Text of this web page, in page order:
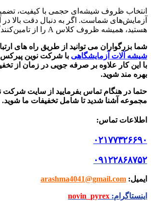
انتخاب ظروف شیشه‌ای حجمی با کیفیت،
آزمایش‌های شماست. اگر به دنبال دقت بالا در
هستید، همیشه ظروف کلاس A را از تامین‌کنندگان معتبر تهیه کنید.
شما بزرگواران می توانید از طریق راه های
شیشه آلات آزمایشگاهی با شرکت نوین پیرکس
با این کار علاوه بر صرفه جویی در زمان از
بهره مند شوید.
حتما در هنگام تماس بفرمایید از سایت شرکت
مجموعه آشنا شدید تا شامل تخفیفات ما شوید.
اطلاعات تماس:
۰۲۱۷۷۳۲۶۶۹۰
۰۹۱۲۲۸۶۸۷۵۲
ایمیل:
arashma4041@gmail.com
اینستاگرام:
novin_pyrex